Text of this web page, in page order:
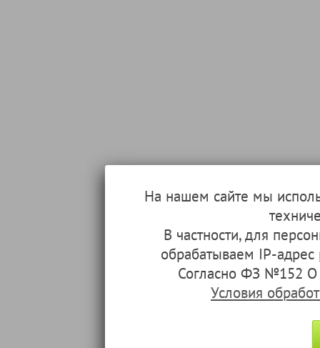
На нашем сайте мы
В частности, для
обрабатываем IP-
Согласно ФЗ №152 О
Условия